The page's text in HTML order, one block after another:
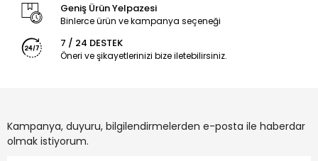
Geniş Ürün Yelpazesi
Binlerce ürün ve kampanya seçeneği
7 / 24 DESTEK
Öneri ve şikayetlerinizi bize iletebilirsiniz.
Kampanya, duyuru, bilgilendirmelerden e-posta ile haberdar
olmak istiyorum.